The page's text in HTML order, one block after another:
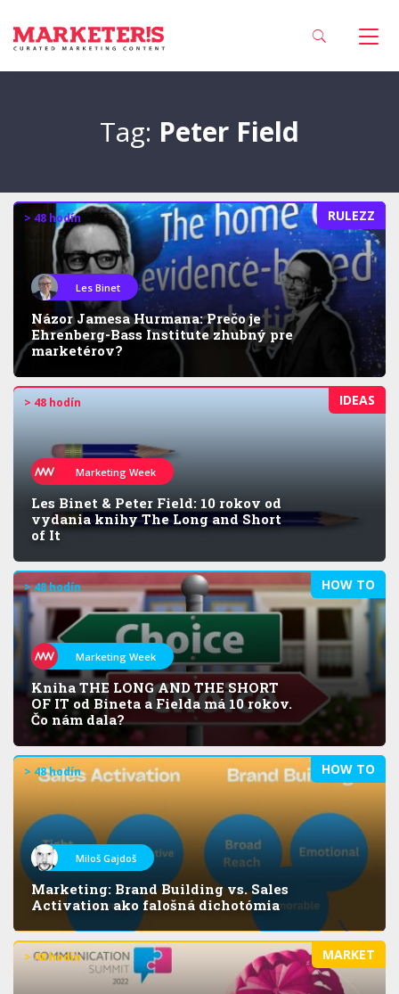
Tag: Peter Field
RULEZZ
> 48 hodín
Les Binet
Názor Jamesa Hurmana: Prečo je
Ehrenberg-Bass Institute zhubný pre
marketérov?
IDEAS
> 48 hodín
Marketing Week
Les Binet & Peter Field: 10 rokov od
vydania knihy The Long and Short
of It
HOW TO
> 48 hodín
Marketing Week
Kniha THE LONG AND THE SHORT
OF IT od Bineta a Fielda má 10 rokov.
Čo nám dala?
HOW TO
> 48 hodín
Miloš Gajdoš
Marketing: Brand Building vs. Sales
Activation ako falošná dichotómia
MARKET
> 48 hodín